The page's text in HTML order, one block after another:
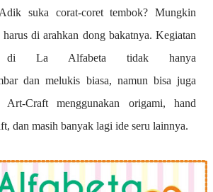
dik suka corat-coret tembok? Mungkin
harus di arahkan dong bakatnya. Kegiatan
La Alfabeta tidak hanya
dan melukis biasa, namun bisa juga
Art-Craft menggunakan origami, hand
dan masih banyak lagi ide seru lainnya.